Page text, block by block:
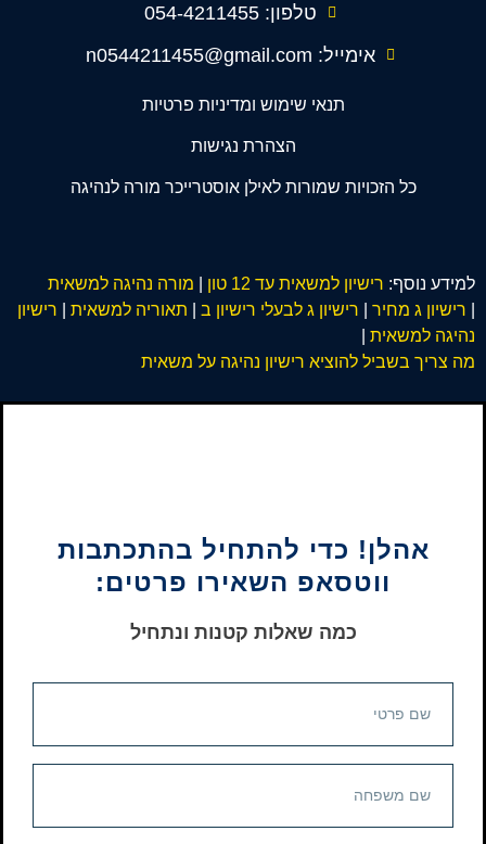
טלפון: 054-4211455
אימייל: n0544211455@gmail.com
תנאי שימוש ומדיניות פרטיות
הצהרת נגישות
כל הזכויות שמורות לאילן אוסטרייכר מורה לנהיגה
למידע נוסף: רישיון למשאית עד 12 טון
מורה נהיגה למשאית
רישיון ג מחיר רישיון ג לבעלי רישיון ב תאוריה למשאית
רישיון
נהיגה למשאית
מה צריך בשביל להוציא רישיון נהיגה על משאית
אהלן! כדי להתחיל בהתכתבות
ווטסאפ השאירו פרטים:
כמה שאלות קטנות ונתחיל